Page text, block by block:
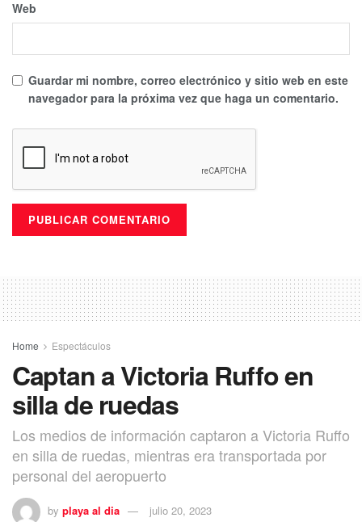
Web
Guardar mi nombre, correo electrónico y sitio web en este
navegador para la próxima vez que haga un comentario.
Home Espectáculos
Captan a Victoria Ruffo en
silla de ruedas
Los medios de información captaron a Victoria Ruffo
en silla de ruedas, mientras era transportada por
personal del aeropuerto
by playa al dia julio 20, 2023